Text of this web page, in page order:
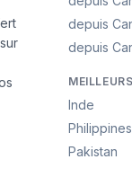
depuis
depuis
Inde
Philippines
Pakistan